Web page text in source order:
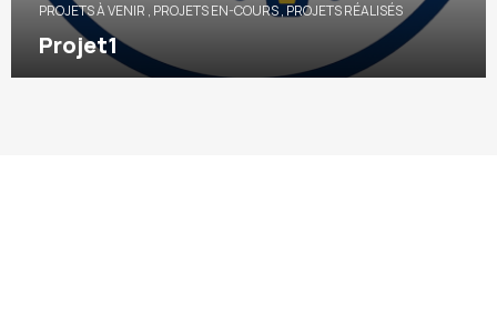
PROJETS À VENIR , PROJETS EN-COURS,PROJETS RÉALISÉS
Projet1